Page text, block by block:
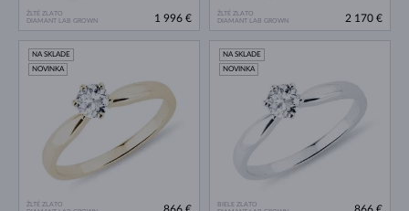
ŽLTÉ ZLATO
DIAMANT LAB GROWN
1 996 €
ŽLTÉ ZLATO
DIAMANT LAB GROWN
2 170 €
ŽLTÉ ZLATO
NA SKLADE
NOVINKA
BIELE ZLATO
NA SKLADE
NOVINKA